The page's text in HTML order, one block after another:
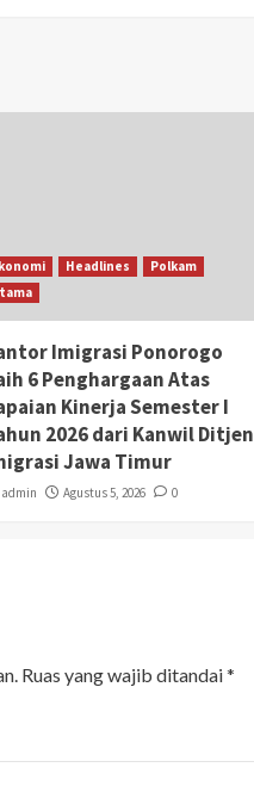
Headlines
Polkam
Imigrasi Ponorogo
6 Penghargaan Atas
Kinerja Semester I
2026 dari Kanwil Ditjen
Jawa Timur
admin Agustus 5, 2026 0
Ruas yang wajib ditandai*